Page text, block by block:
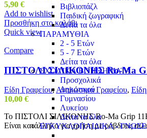
Βιβλιοπάζλ
Παιδική ζωγραφική
Δείτα τα όλα
ΠΑΡΑΜΥΘΙΑ
2 - 5 Ετών
5 - 7 Ετών
Δείτα τα όλα
ΣΧΟΛΙΚΑ ΒΟΗΘΗΜΑΤΑ
Προσχολικά
Δημοτικού
Γυμνασίου
Λυκείου
Δείτα τα όλα
ΕΓΚΥΚΛΟΠΑΙΔΙΚΑ -
5,90 €
Add to wishlist
Προσθήκη στο καλάθι
Quick view
Compare
ΠΙΣΤΟΛΙ ΣΙΛΙΚΟΝΗΣ Ro-Ma
Είδη Γραφείου, Αναλώσιμα Γραφείου,
10,00 €
Το ΠΙΣΤΟΛΙ ΣΙΛΙΚΟΝΗΣ Ro-Ma Grip 11H -
Είναι κατάλληλο για χρήση με ράβδους